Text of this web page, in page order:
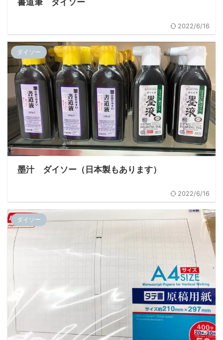
書道筆 ダイソー
2022/6/16
ダイソー
墨汁 ダイソー（日本製もあります）
2022/6/16
ダイソー